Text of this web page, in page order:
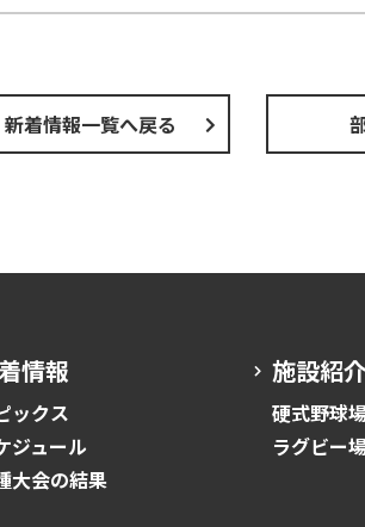
新着情報一覧へ戻る
情報
ックス
ジュール
大会の結果
施設紹
硬式野球
ラグビー